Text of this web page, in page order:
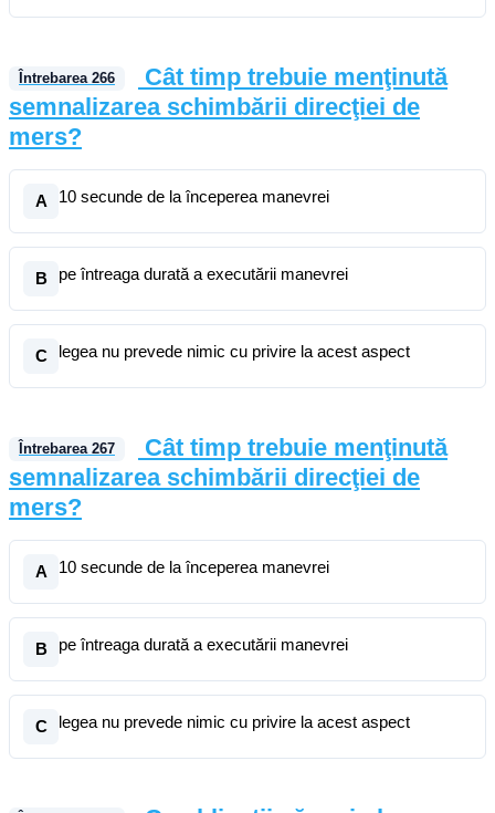
Întrebarea 266
Cât timp trebuie menţinută
semnalizarea schimbării direcţiei de
mers?
A 10 secunde de la începerea manevrei
B pe întreaga durată a executării manevrei
C legea nu prevede nimic cu privire la acest aspect
Întrebarea 267
Cât timp trebuie menţinută
semnalizarea schimbării direcţiei de
mers?
A 10 secunde de la începerea manevrei
B pe întreaga durată a executării manevrei
C legea nu prevede nimic cu privire la acest aspect